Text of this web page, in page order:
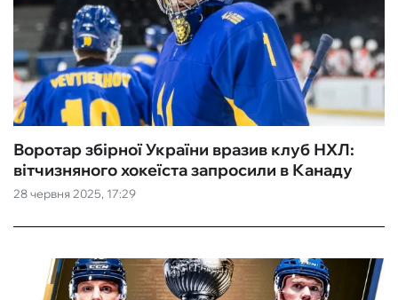
28 червня 2025, 17:29
Воротар збірної України вразив клуб НХЛ:
вітчизняного хокеїста запросили в Канаду